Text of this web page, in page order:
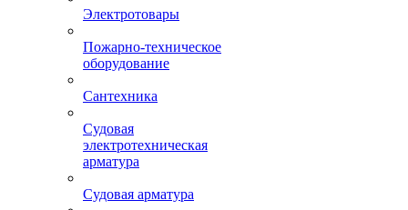
Электротовары
Пожарно-техническое
оборудование
Сантехника
Судовая
электротехническая
арматура
Судовая арматура